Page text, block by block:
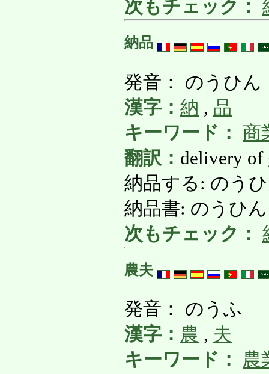
次もチェック：
納品
発音： のうひん
漢字： 納 , 品
キーワード： 商
翻訳： delivery of
納品する: のう
納品書: のうひ
次もチェック：
農夫
発音： のうふ
漢字： 農 , 夫
キーワード：
農